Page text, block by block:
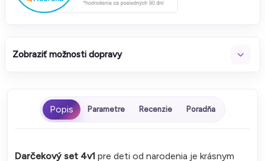
Zobraziť možnosti dopravy
Parametre Recenzie Poradňa
Darčekový set 4v1 pre deti od narodenia je krásnym